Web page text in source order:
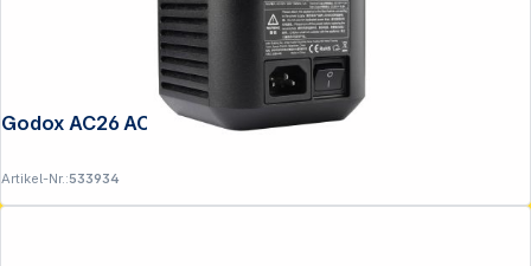
Godox AC26 AC Adapter für AD600 Pro
Artikel-Nr.:533934